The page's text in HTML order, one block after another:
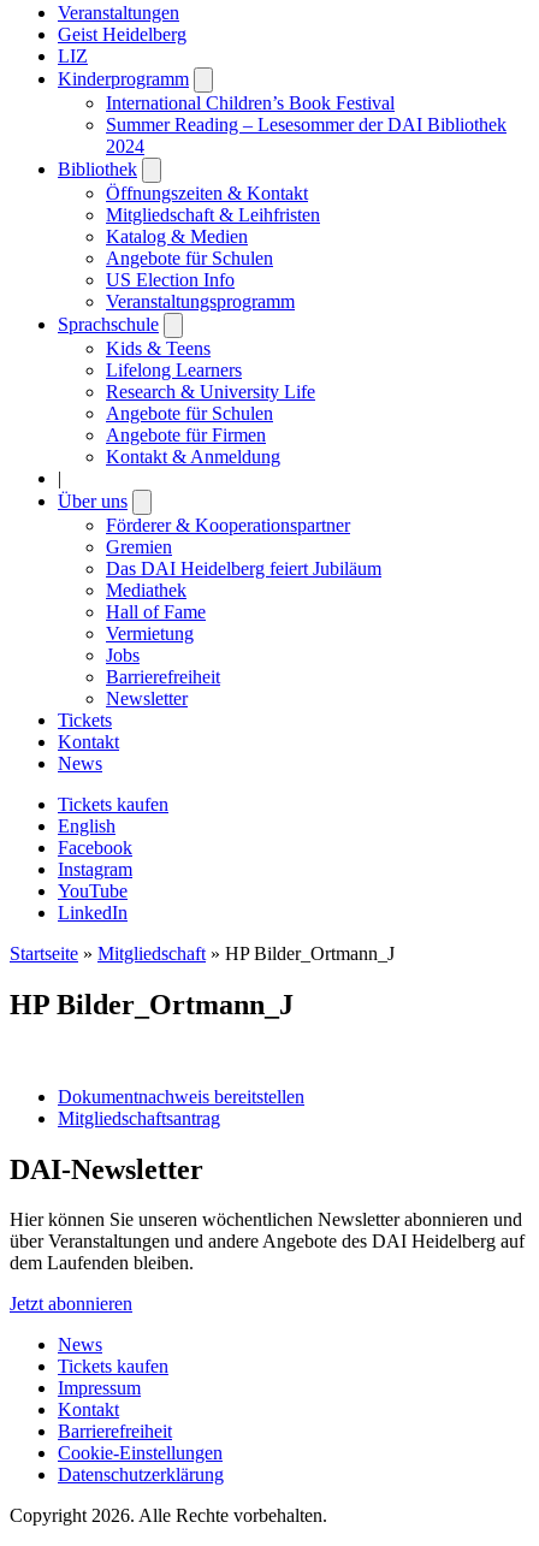
Veranstaltungen
Geist Heidelberg
LIZ
Kinderprogramm
submenu
International Children’s Book Festival
Summer Reading – Lesesommer der DAI Bibliothek
2024
Bibliothek
submenu
Öffnungszeiten & Kontakt
Mitgliedschaft & Leihfristen
Katalog & Medien
Angebote für Schulen
US Election Info
Veranstaltungsprogramm
Sprachschule
submenu
Kids & Teens
Lifelong Learners
Research & University Life
Angebote für Schulen
Angebote für Firmen
Kontakt & Anmeldung
|
Über uns
submenu
Förderer & Kooperationspartner
Gremien
Das DAI Heidelberg feiert Jubiläum
Mediathek
Hall of Fame
Vermietung
Jobs
Barrierefreiheit
Newsletter
Tickets
Kontakt
News
Tickets kaufen
English
Facebook
Instagram
YouTube
LinkedIn
Startseite » Mitgliedschaft » HP Bilder_Ortmann_J
HP Bilder_Ortmann_J
Dokumentnachweis bereitstellen
Mitgliedschaftsantrag
DAI-Newsletter
Hier können Sie unseren wöchentlichen Newsletter abonnieren und
über Veranstaltungen und andere Angebote des DAI Heidelberg auf
dem Laufenden bleiben.
Jetzt abonnieren
News
Tickets kaufen
Impressum
Kontakt
Barrierefreiheit
Cookie-Einstellungen
Datenschutzerklärung
Copyright 2026. Alle Rechte vorbehalten.